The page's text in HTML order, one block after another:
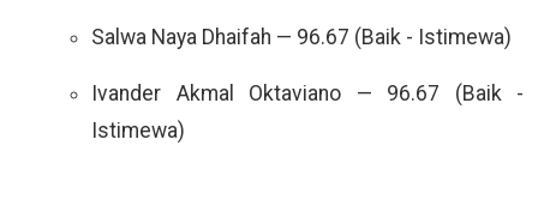
Salwa Naya Dhaifah — 96.67 (Baik - Istimewa)
Ivander Akmal Oktaviano — 96.67 (Baik -
Istimewa)